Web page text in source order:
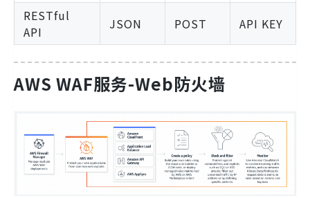
RESTful
API
JSON POST API KEY
AWS WAF服务-Web防火墙